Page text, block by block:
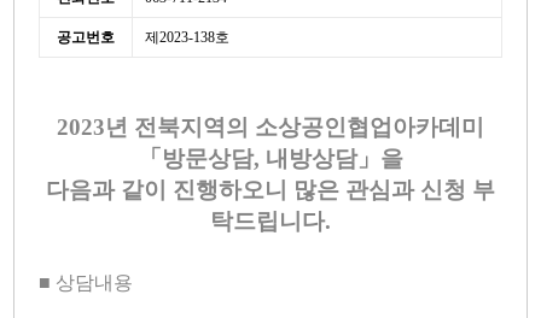
공고번호 제2023-138호
2023년 전북지역의 소상공인협업아카데미
「방문상담, 내방상담」을
다음과 같이 진행하오니 많은 관심과 신청 부
탁드립니다.
■ 상담내용